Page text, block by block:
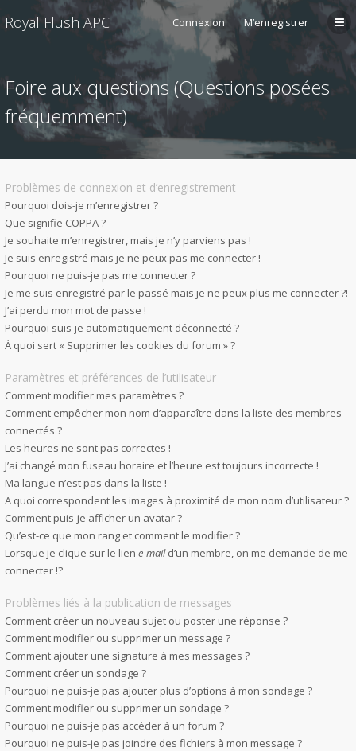
Royal Flush APC Connexion M’enregistrer
Foire aux questions (Questions posées
fréquemment)
Problèmes de connexion et d’enregistrement
Pourquoi dois-je m’enregistrer ?
Que signifie COPPA ?
Je souhaite m’enregistrer, mais je n’y parviens pas !
Je suis enregistré mais je ne peux pas me connecter !
Pourquoi ne puis-je pas me connecter ?
Je me suis enregistré par le passé mais je ne peux plus me connecter ?!
J’ai perdu mon mot de passe !
Pourquoi suis-je automatiquement déconnecté ?
À quoi sert « Supprimer les cookies du forum » ?
Paramètres et préférences de l’utilisateur
Comment modifier mes paramètres ?
Comment empêcher mon nom d’apparaître dans la liste des membres
connectés ?
Les heures ne sont pas correctes !
J’ai changé mon fuseau horaire et l’heure est toujours incorrecte !
Ma langue n’est pas dans la liste !
A quoi correspondent les images à proximité de mon nom d’utilisateur ?
Comment puis-je afficher un avatar ?
Qu’est-ce que mon rang et comment le modifier ?
Lorsque je clique sur le lien e-maild’un membre, on me demande de me
connecter !?
Problèmes liés à la publication de messages
Comment créer un nouveau sujet ou poster une réponse ?
Comment modifier ou supprimer un message ?
Comment ajouter une signature à mes messages ?
Comment créer un sondage ?
Pourquoi ne puis-je pas ajouter plus d’options à mon sondage ?
Comment modifier ou supprimer un sondage ?
Pourquoi ne puis-je pas accéder à un forum ?
Pourquoi ne puis-je pas joindre des fichiers à mon message ?